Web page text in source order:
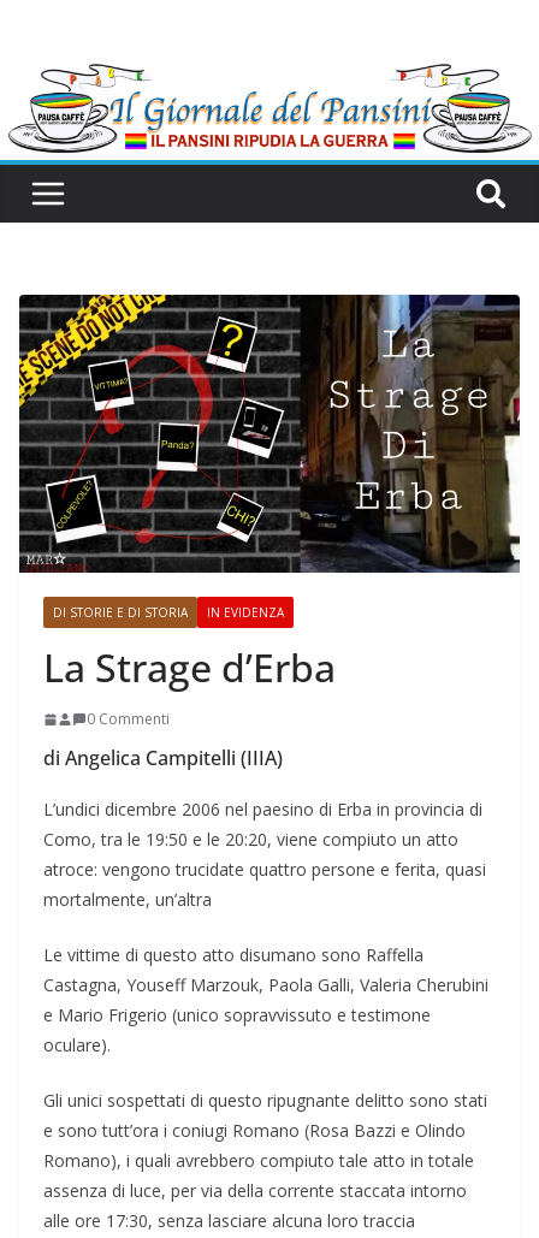
DI STORIE E DI STORIA IN EVIDENZA
La Strage d’Erba
0 Commenti
di Angelica Campitelli (IIIA)
L’undici dicembre 2006 nel paesino di Erba in provincia di
Como, tra le 19:50 e le 20:20, viene compiuto un atto
atroce: vengono trucidate quattro persone e ferita, quasi
mortalmente, un’altra
Le vittime di questo atto disumano sono Raffella
Castagna, Youseff Marzouk, Paola Galli, Valeria Cherubini
e Mario Frigerio (unico sopravvissuto e testimone
oculare).
Gli unici sospettati di questo ripugnante delitto sono stati
e sono tutt’ora i coniugi Romano (Rosa Bazzi e Olindo
Romano), i quali avrebbero compiuto tale atto in totale
assenza di luce, per via della corrente staccata intorno
alle ore 17:30, senza lasciare alcuna loro traccia